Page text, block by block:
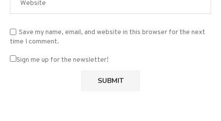
Save my name, email, and website in this browser for the next
time I comment.
Sign me up for the newsletter!